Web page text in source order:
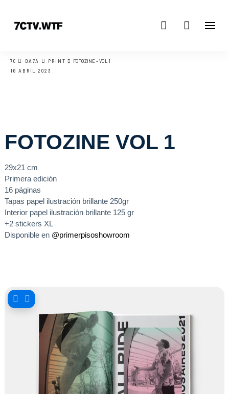
7C DA7A PRINT
FOTOZINE – VOL 1
16 ABRIL 2023
FOTOZINE VOL 1
29x21 cm
Primera edición
16 páginas
Tapas papel ilustración brillante 250gr
Interior papel ilustración brillante 125 gr
+2 stickers XL
Disponible en @primerpisoshowroom